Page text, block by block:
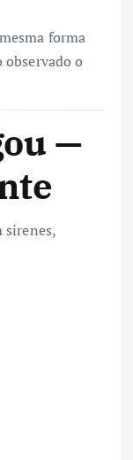
forma
observado o
—
sirenes,